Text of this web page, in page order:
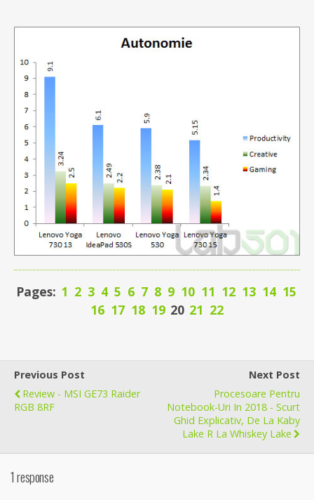
Pages: 1 2 3 4 5 6 7 8 9 10 11 12 13 14 15
16 17 18 19 20 21 22
Previous Post
Review - MSI GE73 Raider
RGB 8RF
Next Post
Procesoare Pentru
Notebook-Uri In 2018 - Scurt
Ghid Explicativ, De La Kaby
Lake R La Whiskey Lake
1 response